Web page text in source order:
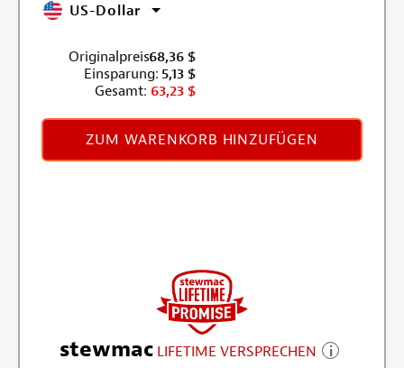
US-Dollar
Originalpreis:68,36 $
Einsparung: 5,13 $
Gesamt: 63,23 $
ZUM WARENKORB HINZUFÜGEN
stewmac LIFETIME VERSPRECHEN